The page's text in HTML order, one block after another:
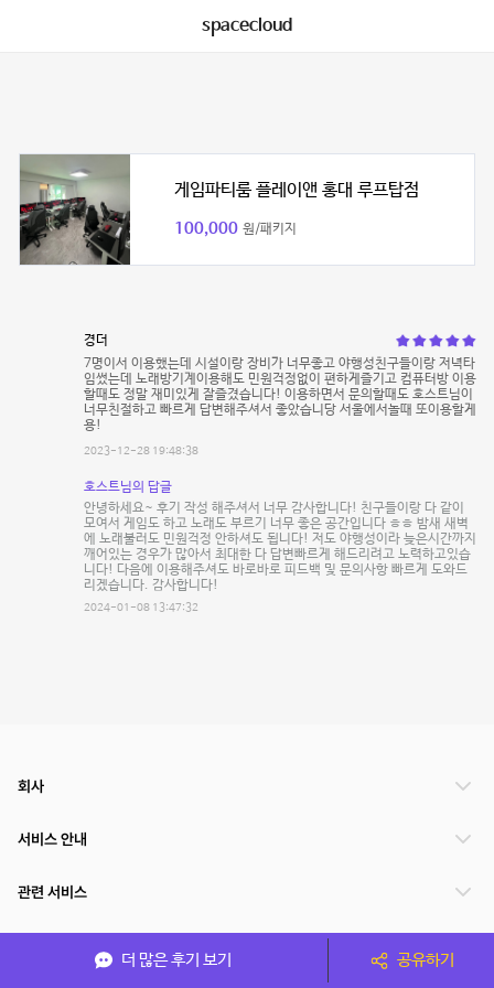
spacecloud
게임파티룸 플레이앤 홍대 루프탑점
100,000 원/패키지
경더
7명이서 이용했는데 시설이랑 장비가 너무좋고 야행성친구들이랑 저녁타
임썼는데 노래방기계이용해도 민원걱정없이 편하게즐기고 컴퓨터방 이용
할때도 정말 재미있게 잘즐겼습니다! 이용하면서 문의할때도 호스트님이
너무친절하고 빠르게 답변해주셔서 좋았습니당 서울에서놀때 또이용할게
용!
2023-12-28 19:48:38
호스트님의 답글
안녕하세요~ 후기 작성 해주셔서 너무 감사합니다! 친구들이랑 다 같이
모여서 게임도 하고 노래도 부르기 너무 좋은 공간입니다 ㅎㅎ 밤새 새벽
에 노래불러도 민원걱정 안하셔도 됩니다! 저도 야행성이라 늦은시간까지
깨어있는 경우가 많아서 최대한 다 답변빠르게 해드리려고 노력하고있습
니다! 다음에 이용해주셔도 바로바로 피드백 및 문의사항 빠르게 도와드
리겠습니다. 감사합니다!
2024-01-08 13:47:32
더 많은 후기 보기 공유하기
회사
서비스 안내
관련 서비스